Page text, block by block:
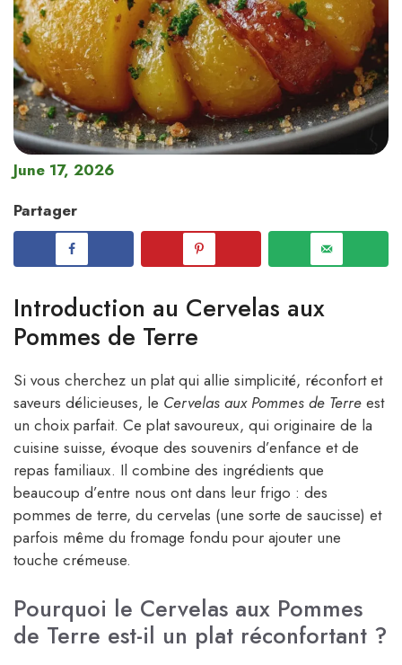
June 17, 2026
Partager
Introduction au Cervelas aux
Pommes de Terre
Si vous cherchez un plat qui allie simplicité, réconfort et
saveurs délicieuses, le Cervelas aux Pommes de Terre est
un choix parfait. Ce plat savoureux, qui originaire de la
cuisine suisse, évoque des souvenirs d’enfance et de
repas familiaux. Il combine des ingrédients que
beaucoup d’entre nous ont dans leur frigo : des
pommes de terre, du cervelas (une sorte de saucisse) et
parfois même du fromage fondu pour ajouter une
touche crémeuse.
Pourquoi le Cervelas aux Pommes
de Terre est-il un plat réconfortant ?